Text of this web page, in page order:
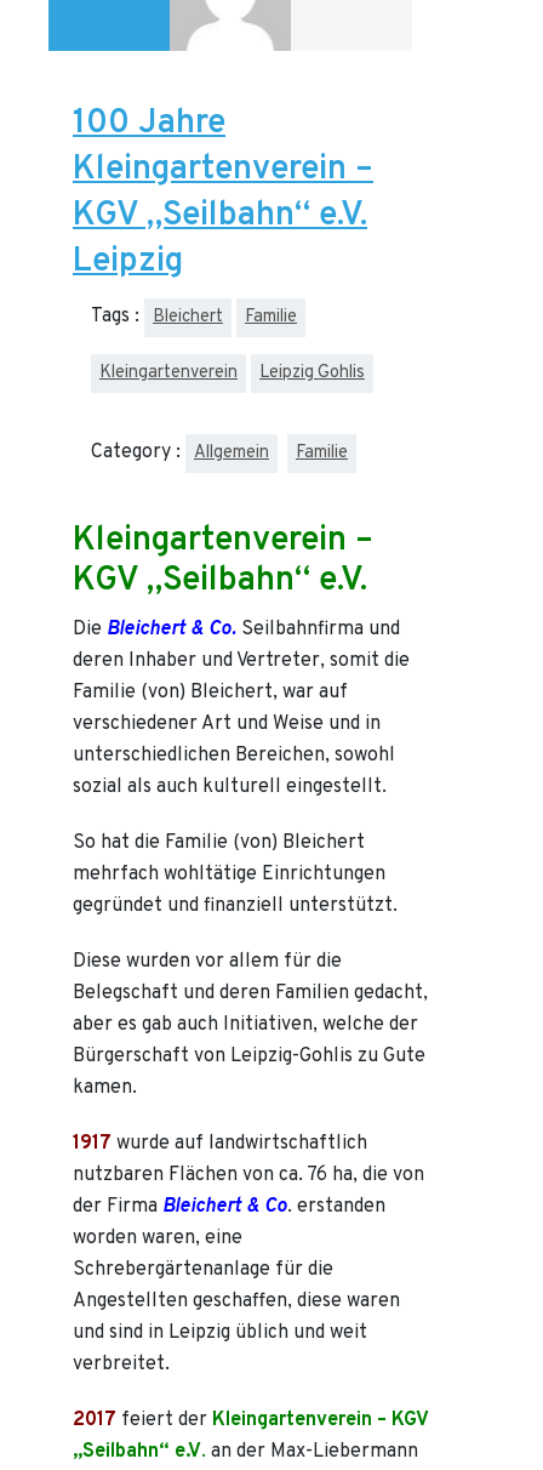
100 Jahre
Kleingartenverein –
KGV „Seilbahn“ e.V.
Leipzig
Tags : Bleichert Familie
Kleingartenverein Leipzig Gohlis
Category : Allgemein Familie
Kleingartenverein –
KGV „Seilbahn“ e.V.
Die Bleichert & Co. Seilbahnfirma und
deren Inhaber und Vertreter, somit die
Familie (von) Bleichert, war auf
verschiedener Art und Weise und in
unterschiedlichen Bereichen, sowohl
sozial als auch kulturell eingestellt.
So hat die Familie (von) Bleichert
mehrfach wohltätige Einrichtungen
gegründet und finanziell unterstützt.
Diese wurden vor allem für die
Belegschaft und deren Familien gedacht,
aber es gab auch Initiativen, welche der
Bürgerschaft von Leipzig-Gohlis zu Gute
kamen.
1917 wurde auf landwirtschaftlich
nutzbaren Flächen von ca. 76 ha, die von
der Firma Bleichert & Co. erstanden
worden waren, eine
Schrebergärtenanlage für die
Angestellten geschaffen, diese waren
und sind in Leipzig üblich und weit
verbreitet.
2017 feiert der Kleingartenverein – KGV
„Seilbahn“ e.V. an der Max-Liebermann